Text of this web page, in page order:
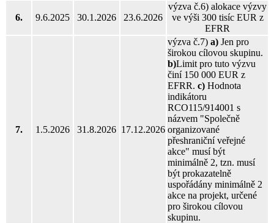
6. 9.6.2025 30.1.2026 23.6.2026
výzva č.6) alokace výzvy
ve výši 300 tisíc EUR z
EFRR
7. 1.5.2026 31.8.2026 17.12.2026
výzva č.7) a) Jen pro
širokou cílovou skupinu.
b)Limit pro tuto výzvu
činí 150 000 EUR z
EFRR. c) Hodnota
indikátoru
RCO115/914001 s
názvem "Společně
organizované
přeshraniční veřejné
akce" musí být
minimálně 2, tzn. musí
být prokazatelně
uspořádány minimálně 2
akce na projekt, určené
pro širokou cílovou
skupinu.